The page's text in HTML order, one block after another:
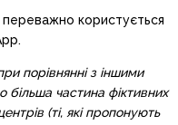
переважно користується
порівнянні з іншими
більша частина фіктивних
(ті, які пропонують